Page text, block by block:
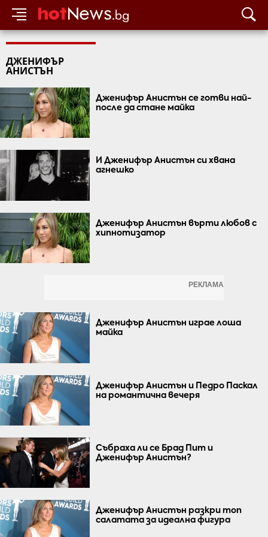
ДЖЕНИФЪР
АНИСТЪН
Дженифър Анистън се готви най-
после да стане майка
И Дженифър Анистън си хвана
агнешко
Дженифър Анистън върти любов с
хипнотизатор
Дженифър Анистън играе лоша
майка
Дженифър Анистън и Педро Паскал
на романтична вечеря
Събраха ли се Брад Пит и
Дженифър Анистън?
Дженифър Анистън разкри топ
салатата за идеална фигура
РЕКЛАМА